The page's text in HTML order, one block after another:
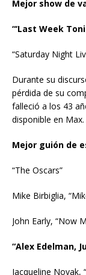
Mejor show de
“‘Last Week
“Saturday Night
Durante su
pérdida de su
falleció a los 43
disponible en Max.
Mejor guión de
“The Oscars”
Mike Birbiglia,
John Early, “Now
“Alex Edelman,